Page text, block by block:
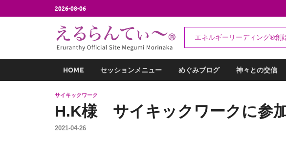
2026-08-06
えるらんて
エネルギーリーディング®創始
エネルギーリーディング®
HOME セッションメニュー めぐみブログ 神々との交信
サイキックワーク
H.K様 サイキックワークに参
2021-04-26